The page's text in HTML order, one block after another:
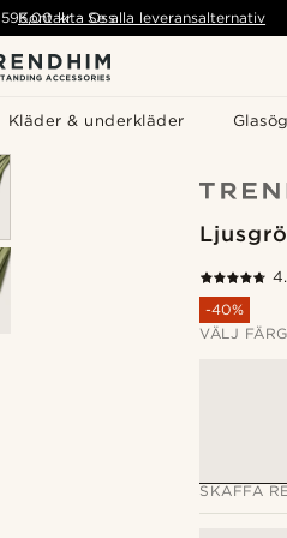
Kläder & underkläder
595,00 kr - Se alla leveransalternativ
Kontakta Oss
-40%
VÄLJ FÄRG
SKAFFA